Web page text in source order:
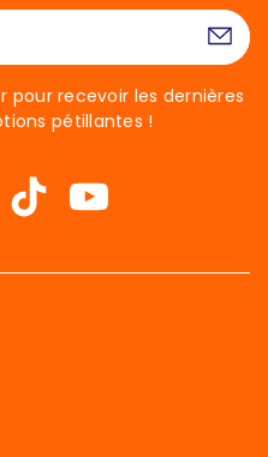
pour recevoir les dernières
pétillantes !